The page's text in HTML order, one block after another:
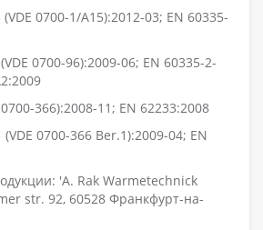
0700-1/A15):2012-03; EN 60335-
0700-96):2009-06; EN 60335-2-
366):2008-11; EN 62233:2008
0700-366 Ber.1):2009-04; EN
'A. Rak Warmetechnick
str. 92, 60528 Франкфурт-на-